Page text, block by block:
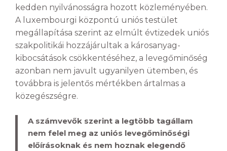
kedden nyilvánosságra hozott közleményében.
A luxembourgi központú uniós testület
megállapítása szerint az elmúlt évtizedek uniós
szakpolitikái hozzájárultak a károsanyag-
kibocsátások csökkentéséhez, a levegőminőség
azonban nem javult ugyanilyen ütemben, és
továbbra is jelentős mértékben ártalmas a
közegészségre.
A számvevők szerint a legtöbb tagállam
nem felel meg az uniós levegőminőségi
előírásoknak és nem hoznak elegendő